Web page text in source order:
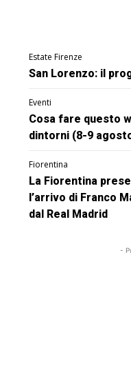
Estate Firenze
San Lorenzo: il
Eventi
Cosa fare questo
dintorni (8-9
Fiorentina
La Fiorentina
l’arrivo di Franco
dal Real Madrid
-